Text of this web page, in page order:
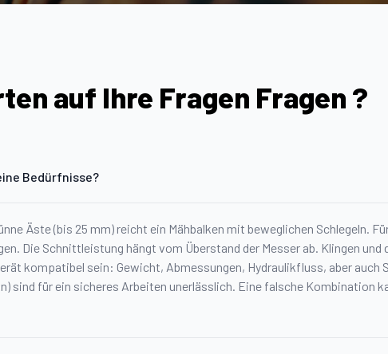
auf Ihre Fragen Fragen ?
Bedürfnisse?
Äste (bis 25 mm) reicht ein Mähbalken mit beweglichen Schlegeln.
Die Schnittleistung hängt vom Überstand der Messer ab. Klingen und
kompatibel sein: Gewicht, Abmessungen, Hydraulikfluss, aber auch
sind für ein sicheres Arbeiten unerlässlich. Eine falsche Kombination